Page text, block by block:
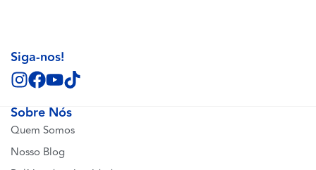
Sobre Nós
Quem Somos
Nosso Blog
Siga-nos!